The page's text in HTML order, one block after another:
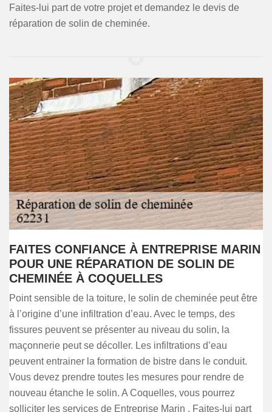
Faites-lui part de votre projet et demandez le devis de
réparation de solin de cheminée.
FAITES CONFIANCE À ENTREPRISE MARIN
POUR UNE RÉPARATION DE SOLIN DE
CHEMINÉE À COQUELLES
Point sensible de la toiture, le solin de cheminée peut être
à l’origine d’une infiltration d’eau. Avec le temps, des
fissures peuvent se présenter au niveau du solin, la
maçonnerie peut se décoller. Les infiltrations d’eau
peuvent entrainer la formation de bistre dans le conduit.
Vous devez prendre toutes les mesures pour rendre de
nouveau étanche le solin. A Coquelles, vous pourrez
solliciter les services de Entreprise Marin . Faites-lui part